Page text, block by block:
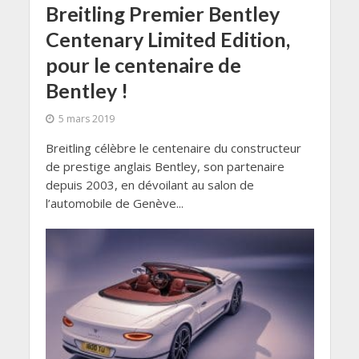
Breitling Premier Bentley
Centenary Limited Edition,
pour le centenaire de
Bentley !
5 mars 2019
Breitling célèbre le centenaire du constructeur
de prestige anglais Bentley, son partenaire
depuis 2003, en dévoilant au salon de
l’automobile de Genève...